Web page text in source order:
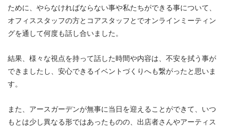
ために、やらなければならない事や私たちができる事について、
オフィススタッフの方とコアスタッフとでオンラインミーティン
グを通して何度も話し合いました。
結果、様々な視点を持って話した時間や内容は、不安を拭う事が
できましたし、安心できるイベントづくりへも繋がったと思いま
す。
また、アースガーデンが無事に当日を迎えることができて、いつ
もとは少し異なる形ではあったものの、出店者さんやアーティス